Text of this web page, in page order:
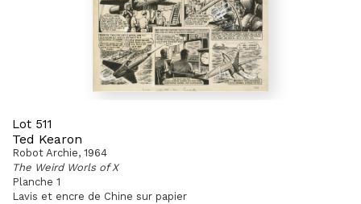
Lot 511
Ted Kearon
Robot Archie, 1964
The Weird Worls of X
Planche 1
Lavis et encre de Chine sur papier